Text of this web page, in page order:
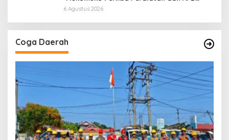
Petugas secara Rutin
6 Agustus 2026
Coga Daerah